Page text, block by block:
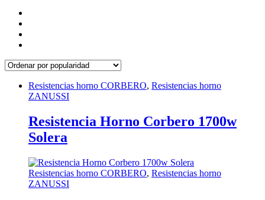
Resistencias horno CORBERO, Resistencias horno
ZANUSSI
Resistencia Horno Corbero 1700w
Solera
Resistencias horno CORBERO, Resistencias horno
ZANUSSI